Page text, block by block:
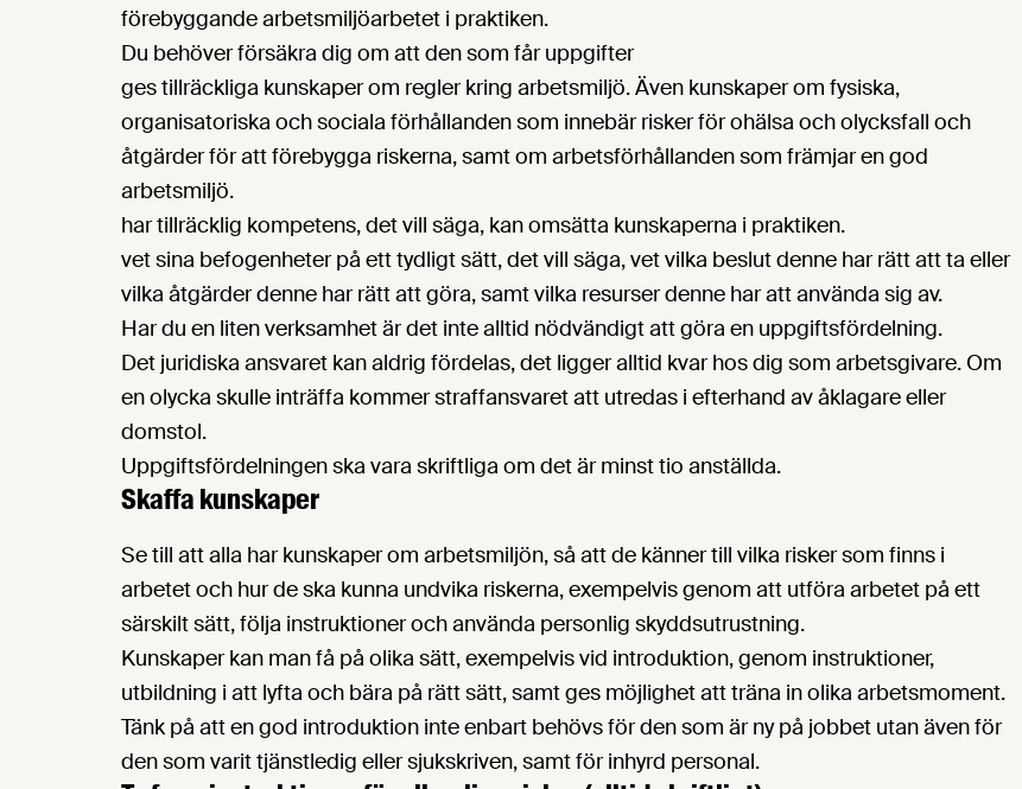
förebyggande arbetsmiljöarbetet i praktiken.
Du behöver försäkra dig om att den som får uppgifter
ges tillräckliga kunskaper om regler kring arbetsmiljö. Även kunskaper om fysiska,
organisatoriska och sociala förhållanden som innebär risker för ohälsa och olycksfall och
åtgärder för att förebygga riskerna, samt om arbetsförhållanden som främjar en god
arbetsmiljö.
har tillräcklig kompetens, det vill säga, kan omsätta kunskaperna i praktiken.
vet sina befogenheter på ett tydligt sätt, det vill säga, vet vilka beslut denne har rätt att ta eller
vilka åtgärder denne har rätt att göra, samt vilka resurser denne har att använda sig av.
Har du en liten verksamhet är det inte alltid nödvändigt att göra en uppgiftsfördelning.
Det juridiska ansvaret kan aldrig fördelas, det ligger alltid kvar hos dig som arbetsgivare. Om
en olycka skulle inträffa kommer straffansvaret att utredas i efterhand av åklagare eller
domstol.
Uppgiftsfördelningen ska vara skriftliga om det är minst tio anställda.
Skaffa kunskaper
Se till att alla har kunskaper om arbetsmiljön, så att de känner till vilka risker som finns i
arbetet och hur de ska kunna undvika riskerna, exempelvis genom att utföra arbetet på ett
särskilt sätt, följa instruktioner och använda personlig skyddsutrustning.
Kunskaper kan man få på olika sätt, exempelvis vid introduktion, genom instruktioner,
utbildning i att lyfta och bära på rätt sätt, samt ges möjlighet att träna in olika arbetsmoment.
Tänk på att en god introduktion inte enbart behövs för den som är ny på jobbet utan även för
den som varit tjänstledig eller sjukskriven, samt för inhyrd personal.